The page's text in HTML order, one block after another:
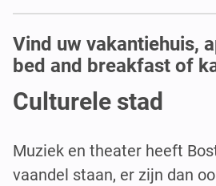
Vind uw vakantiehuis,
bed and breakfast of
Culturele stad
Muziek en theater heeft
vaandel staan, er zijn dan